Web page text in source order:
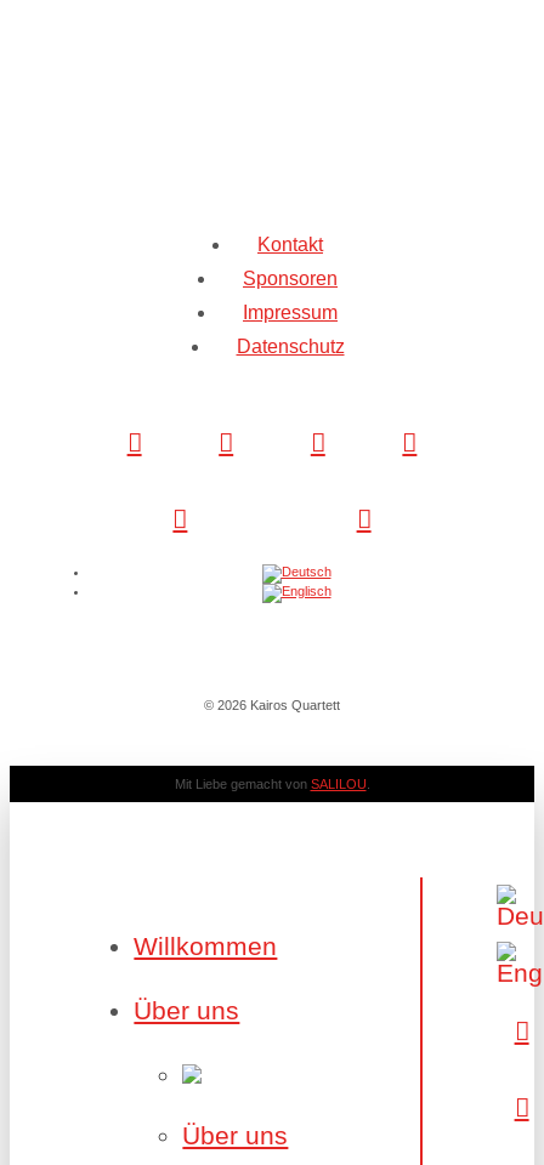
Kontakt
Sponsoren
Impressum
Datenschutz
© 2026 Kairos Quartett
Mit Liebe gemacht von SALILOU
Willkommen
Über uns
Über uns